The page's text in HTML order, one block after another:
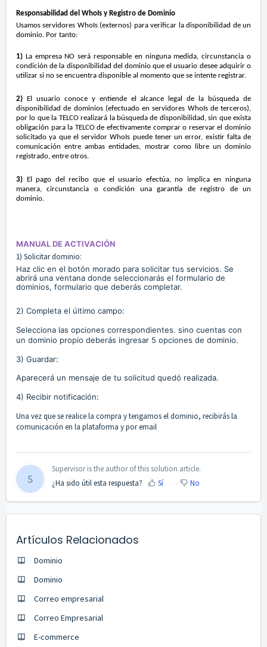
Responsabilidad del WhoIs y Registro de Dominio
Usamos servidores WhoIs (externos) para verificar la disponibilidad de un
dominio. Por tanto:
1) La empresa NO será responsable en ninguna medida, circunstancia o
condición de la disponibilidad del dominio que el usuario desee adquirir o
utilizar si no se encuentra disponible al momento que se intente registrar.
2) El usuario conoce y entiende el alcance legal de la búsqueda de
disponibilidad de dominios (efectuado en servidores WhoIs de terceros),
por lo que la TELCO realizará la búsqueda de disponibilidad, sin que exista
obligación para la TELCO de efectivamente comprar o reservar el dominio
solicitado ya que el servidor WhoIs puede tener un error, existir falta de
comunicación entre ambas entidades, mostrar como libre un dominio
registrado, entre otros.
3) El pago del recibo que el usuario efectúa, no implica en ninguna
manera, circunstancia o condición una garantía de registro de un
dominio.
MANUAL DE ACTIVACIÓN
1) Solicitar dominio:
Haz clic en el botón morado para solicitar tus servicios. Se
abrirá una ventana donde seleccionarás el formulario de
dominios, formulario que deberás completar.
2) Completa el último campo:
Selecciona las opciones correspondientes. sino cuentas con
un dominio propio deberás ingresar 5 opciones de dominio.
3) Guardar:
Aparecerá un mensaje de tu solicitud quedó realizada.
4) Recibir notificación:
Una vez que se realice la compra y tengamos el dominio, recibirás la
comunicación en la plataforma y por email
S
Supervisor is the author of this solution article.
¿Ha sido útil esta respuesta?
Sí No
Artículos Relacionados
Dominio
Dominio
Correo empresarial
Correo Empresarial
E-commerce